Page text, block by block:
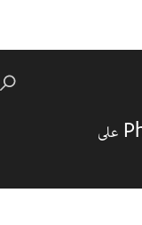
تنقيح الصور وتصحيح العيوب في Photoshop على